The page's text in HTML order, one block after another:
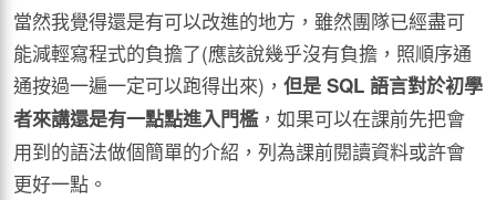
當然我覺得還是有可以改進的地方，雖然團隊已經盡可
能減輕寫程式的負擔了(應該說幾乎沒有負擔，照順序通
通按過一遍一定可以跑得出來)， 但是 SQL 語言對於初學
者來講還是有一點點進入門檻 ，如果可以在課前先把會
用到的語法做個簡單的介紹，列為課前閱讀資料或許會
更好一點。